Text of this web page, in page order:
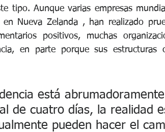
tipo. Aunque varias empresas
Nueva Zelanda , han realizado
positivos, muchas
en parte porque sus estructuras
está
de cuatro días, la realidad
pueden hacer el